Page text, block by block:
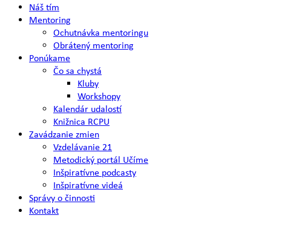
Náš tím
Mentoring
Ochutnávka mentoringu
Obrátený mentoring
Ponúkame
Čo sa chystá
Kluby
Workshopy
Kalendár udalostí
Knižnica RCPU
Zavádzanie zmien
Vzdelávanie 21
Metodický portál Učíme
Inšpiratívne podcasty
Inšpiratívne videá
Správy o činnosti
Kontakt